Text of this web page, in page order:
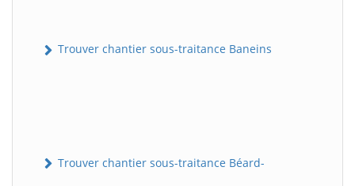
Trouver chantier sous-traitance Baneins
Trouver chantier sous-traitance Béard-